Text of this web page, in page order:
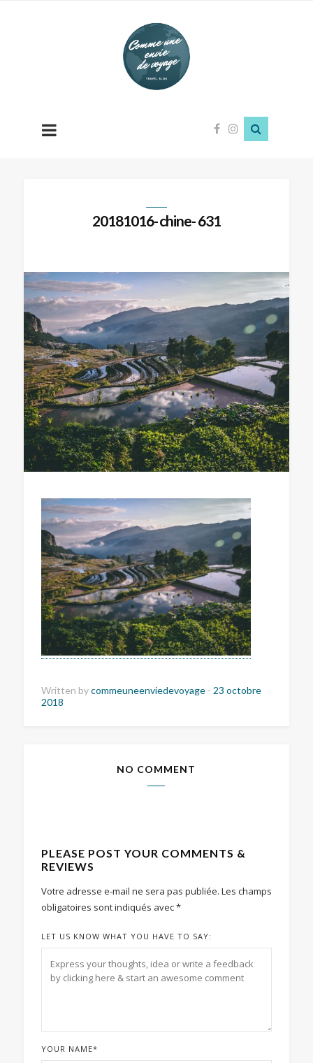
Comme
une
envie
de
20181016- chine- 631
Written bycommeuneenviedevoyage - 23 octobre
2018
NO COMMENT
PLEASE POST YOUR COMMENTS &
REVIEWS
Votre adresse e-mail ne sera pas publiée. Les champs
obligatoires sont indiqués avec*
LET US KNOW WHAT YOU HAVE TO SAY:
YOUR NAME*